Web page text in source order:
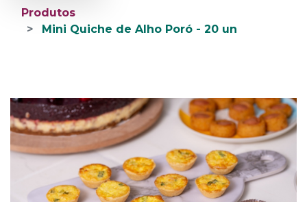
Produtos
Mini Quiche de Alho Poró - 20 un